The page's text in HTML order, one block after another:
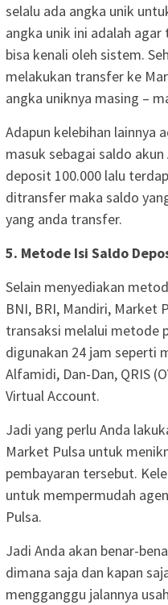
selalu ada angka unik
angka unik ini adalah
bisa kenali oleh sistem.
melakukan transfer ke
angka uniknya masing –
Adapun kelebihan lainnya
masuk sebagai saldo
deposit 100.000 lalu
ditransfer maka saldo
yang anda transfer.
5. Metode Isi Saldo
Selain menyediakan
BNI, BRI, Mandiri, Market
transaksi melalui metode
digunakan 24 jam seperti
Alfamidi, Dan-Dan, QRIS
Virtual Account.
Jadi yang perlu Anda
Market Pulsa untuk
pembayaran tersebut.
untuk mempermudah
Pulsa.
Jadi Anda akan benar-
dimana saja dan kapan
mengganggu jalannya